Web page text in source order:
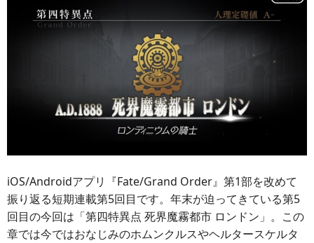
iOS/Androidアプリ『Fate/Grand Order』第1部を改めて
振り返る短期連載第5回目です。年末が迫ってきている第5
回目の今回は「第四特異点 死界魔霧都市 ロンドン」。この
章では今ではおなじみのホムンクルスやヘルタースケルタ